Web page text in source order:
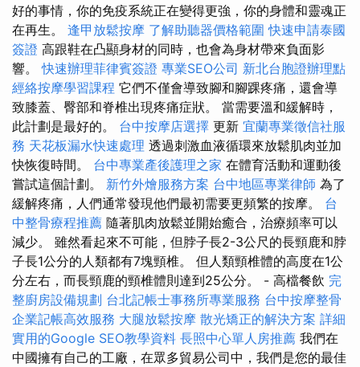
好的事情，你的免疫系統正在變得更強，你的身體和靈魂正
在再生。 逢甲放鬆按摩 了解助聽器價格範圍 快速申請泰國
簽證 高跟鞋在凸顯身材的同時，也會為身材帶來負面影
響。快速辦理菲律賓簽證 專業SEO公司 新北台胞證辦理點
經絡按摩學習課程 它們不僅會導致腳和腳踝疼痛，還會導
致膝蓋、臀部和脊椎出現疼痛症狀。 當需要溫和緩解時，
此計劃是最好的。 台中按摩店選擇 更新 宜蘭專業徵信社服
務 天花板漏水快速處理 透過刺激血液循環來放鬆肌肉並加
快恢復時間。 台中專業產後護理之家 在體育活動和運動後
嘗試這個計劃。 新竹外燴服務方案 台中地區專業律師 為了
緩解疼痛，人們通常發現他們最初需要更頻繁的按摩。 台
中整骨療程推薦 隨著肌肉放鬆並開始癒合，治療頻率可以
減少。 雖然看起來不可能，但脖子長2-3公尺的長頸鹿和脖
子長1公分的人類都有7塊頸椎。 但人類頸椎體的高度在1公
分左右，而長頸鹿的頸椎體則達到25公分。 - 高檔餐飲 完
整廚房設備規劃 台北記帳士事務所專業服務 台中按摩整骨
企業記帳高效服務 大腿放鬆按摩 散光矯正的解決方案 詳細
實用的Google SEO教學資料 長照中心單人房推薦 我們在
中國擁有自己的工廠，在眾多貿易公司中，我們是您的最佳